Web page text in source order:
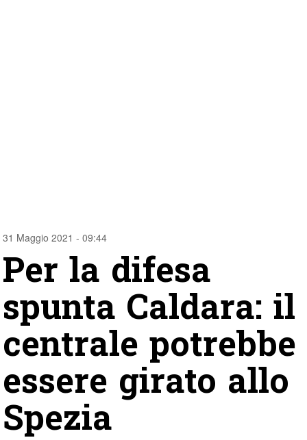
31 Maggio 2021 - 09:44
Per la difesa
spunta Caldara: il
centrale potrebbe
essere girato allo
Spezia